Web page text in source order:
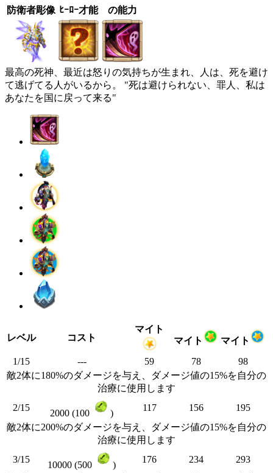
防衛者彫像 ﾋｰﾛｰ才能 の能力
最高の死神、最近は怒りの気持ちが生まれ、人は、死を避け
て逃げてる人がいるから。 "死は避けられない、罪人、私は
あなたを国に戻って来る"
レベル コスト
マイト
マイト
マイト
1/15
--- 59 78
98
敵2体に180%のダメージを与え、ダメージ値の15%を自分の
治療に使用します
2/15
2000 (100 )
117 156
195
敵2体に200%のダメージを与え、ダメージ値の15%を自分の
治療に使用します
3/15
10000 (500 )
176 234
293